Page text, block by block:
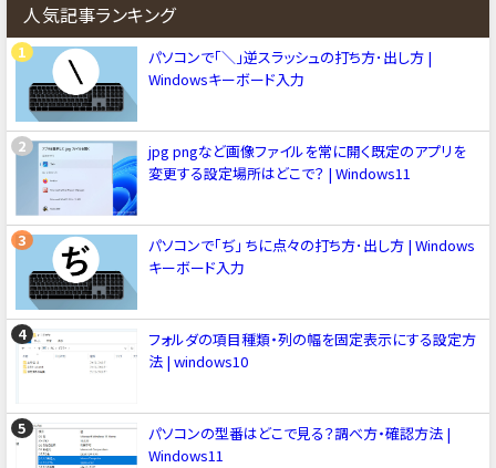
人気記事ランキング
パソコンで「＼」逆スラッシュの打ち方･出し方 |
Windowsキーボード入力
jpg pngなど画像ファイルを常に開く既定のアプリを
変更する設定場所はどこで？ | Windows11
パソコンで「ぢ」 ちに点々の打ち方･出し方 | Windows
キーボード入力
フォルダの項目種類・列の幅を固定表示にする設定方
法 | windows10
パソコンの型番はどこで見る？調べ方・確認方法 |
Windows11